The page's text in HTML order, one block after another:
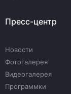
Пресс-центр
Новости
Фотогалерея
Видеогалерея
Программки